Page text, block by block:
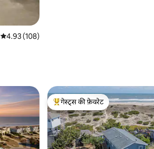
औसत रेटिंग 5 में से 4.93, 108 समीक्षाएँ
4.93 (108)
गेस्ट्स का टॉप फ़ेवरेट
गेस्ट्स की फ़ेवरेट